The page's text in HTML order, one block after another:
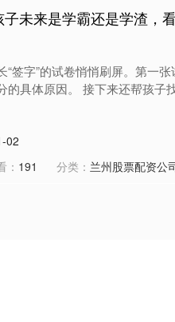
未来是学霸还是学渣，
签字”的试卷悄悄刷屏。第一张
的具体原因。 接下来还帮孩子
02
： 191 分类： 兰州股票配资公